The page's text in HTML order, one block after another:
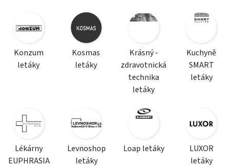
Konzum
letáky
Kosmas
letáky
Krásný -
zdravotnická
technika
letáky
Kuchyně
SMART
letáky
Lékárny
EUPHRASIA
Levnoshop
letáky
Loap letáky
LUXOR
letáky